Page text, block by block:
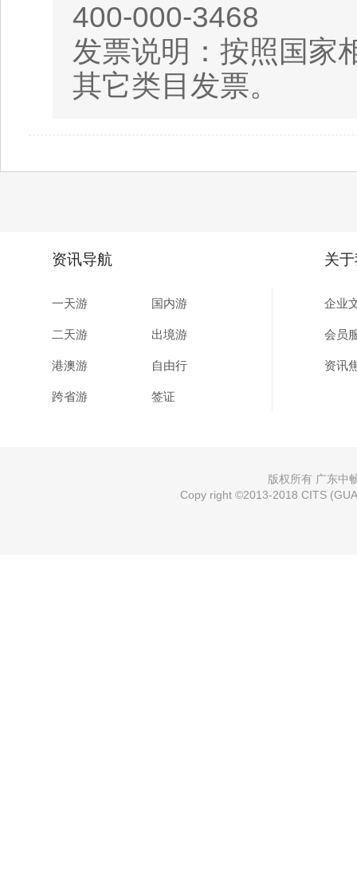
400-000-3468
发票说明：按照国家
其它类目发票。
资讯导航
一天游 国内游
二天游 出境游
港澳游 自由行
跨省游 签证
关
企业
会员
资讯
版权所有 广东中
Copy right ©2013-2018 CITS